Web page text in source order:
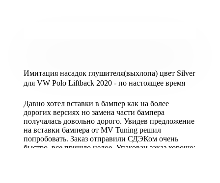
заглушку не реально будет снять(подцепить) если
придется. На мойке не отлетить, не переживайте.
Имитация насадок глушителя(выхлопа) цвет Silver
для VW Polo Liftback 2020 - по настоящее время
Давно хотел вставки в бампер как на более
дорогих версиях но замена части бампера
получалась довольно дорого. Увидев предложение
на вставки бампера от MV Tuning решил
попробовать. Заказ отправили СДЭКом очень
быстро, все пришло целое. Упакован заказ хорошо: